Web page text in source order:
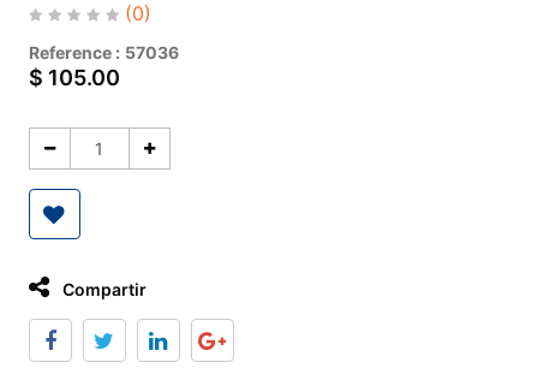
(0)
Reference : 57036
$ 105.00
Compartir